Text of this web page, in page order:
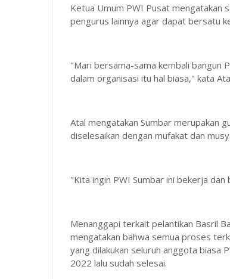
Ketua Umum PWI Pusat mengatakan
pengurus lainnya agar dapat bersatu
"Mari bersama-sama kembali bangun
dalam organisasi itu hal biasa," kata
Atal mengatakan Sumbar merupakan
diselesaikan dengan mufakat dan
"Kita ingin PWI Sumbar ini bekerja
Menanggapi terkait pelantikan Basril
mengatakan bahwa semua proses
yang dilakukan seluruh anggota biasa
2022 lalu sudah selesai.